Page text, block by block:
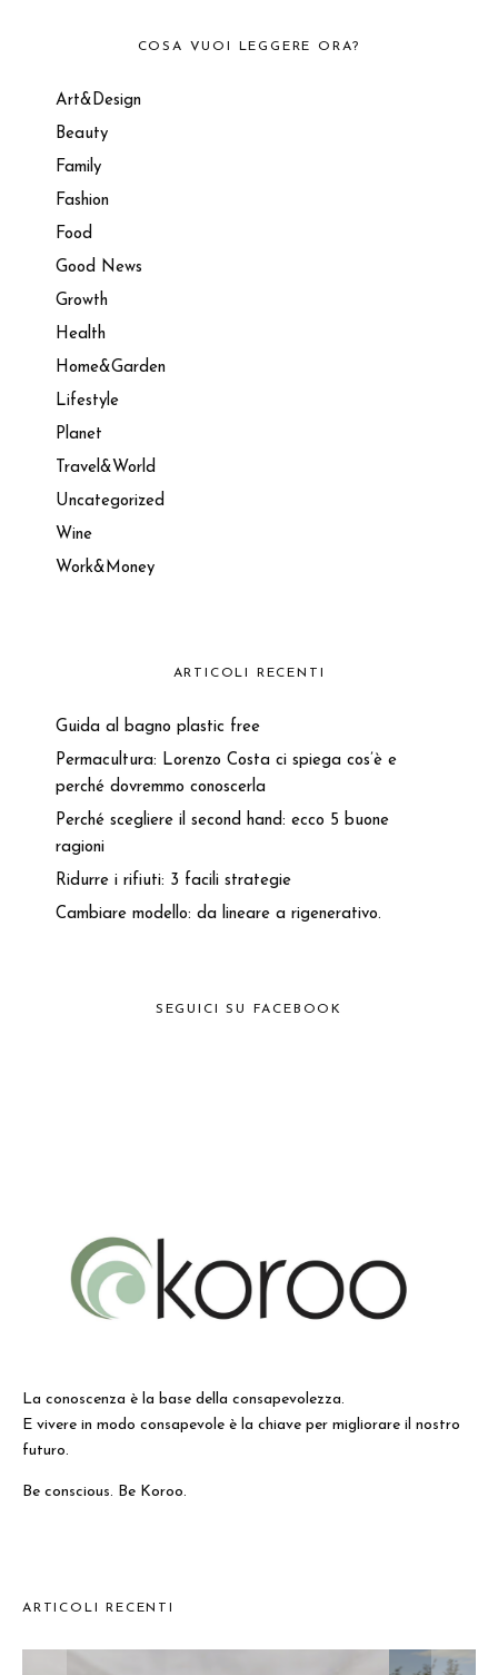
COSA VUOI LEGGERE ORA?
Art&Design
Beauty
Family
Fashion
Food
Good News
Growth
Health
Home&Garden
Lifestyle
Planet
Travel&World
Uncategorized
Wine
Work&Money
ARTICOLI RECENTI
Guida al bagno plastic free
Permacultura: Lorenzo Costa ci spiega cos’è e
perché dovremmo conoscerla
Perché scegliere il second hand: ecco 5 buone
ragioni
Ridurre i rifiuti: 3 facili strategie
Cambiare modello: da lineare a rigenerativo.
SEGUICI SU FACEBOOK
La conoscenza è la base della consapevolezza.
E vivere in modo consapevole è la chiave per migliorare il nostro
futuro.
Be conscious. Be Koroo.
ARTICOLI RECENTI